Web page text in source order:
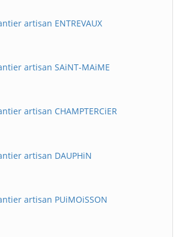
artisan ENTREVAUX
artisan SAiNT-MAiME
artisan CHAMPTERCiER
artisan DAUPHiN
artisan PUiMOiSSON